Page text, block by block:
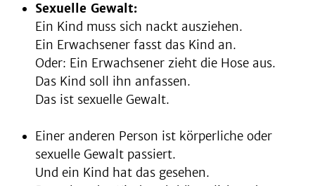
Sexuelle Gewalt:
Ein Kind muss sich nackt ausziehen.
Ein Erwachsener fasst das Kind an.
Oder: Ein Erwachsener zieht die Hose aus.
Das Kind soll ihn anfassen.
Das ist sexuelle Gewalt.
Einer anderen Person ist körperliche oder
sexuelle Gewalt passiert.
Und ein Kind hat das gesehen.